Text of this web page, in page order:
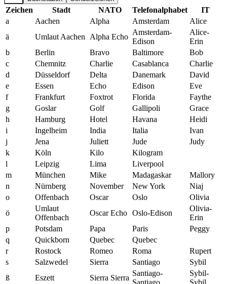
Zeichen Stadt NATO Telefonalphabet
IT
a
Aachen Alpha Amsterdam
Alice
ä
Umlaut Aachen Alpha Echo
Amsterdam-
Edison
Alice-
Erin
b
Berlin Bravo Baltimore
Bob
c
Chemnitz Charlie Casablanca
Charlie
d
Düsseldorf Delta Danemark
David
e
Essen Echo Edison
Eve
f
Frankfurt Foxtrot Florida
Faythe
g
Goslar Golf Gallipoli
Grace
h
Hamburg Hotel Havana
Heidi
i
Ingelheim India Italia
Ivan
j
Jena Juliett Jude
Judy
k
Köln Kilo
Kilogram
l
Leipzig Lima
Liverpool
m
München Mike Madagaskar
Mallory
n
Nürnberg November New York
Niaj
o
Offenbach Oscar Oslo
Olivia
ö
Umlaut
Offenbach
Oscar Echo Oslo-Edison
Olivia-
Erin
p
Potsdam Papa Paris
Peggy
q
Quickborn Quebec
Quebec
r
Rostock Romeo Roma
Rupert
s
Salzwedel Sierra Santiago
Sybil
ß
Eszett Sierra Sierra
Santiago-
Santiago
Sybil-
Sybil